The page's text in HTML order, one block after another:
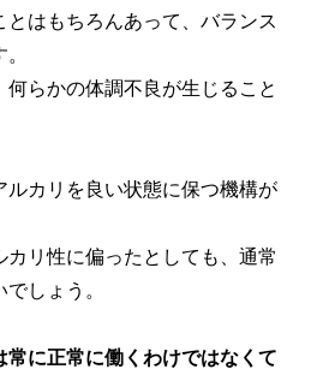
はもちろんあって、バランス
らかの体調不良が生じること
カリを良い状態に保つ機構が
リ性に偏ったとしても、通常
しょう。
常に正常に働くわけではなくて